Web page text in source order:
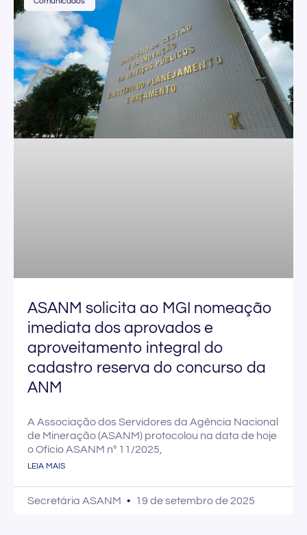
ASANM solicita ao MGI nomeação
imediata dos aprovados e
aproveitamento integral do
cadastro reserva do concurso da
ANM
A Associação dos Servidores da Agência Nacional
de Mineração (ASANM) protocolou na data de hoje
o Ofício ASANM nº 11/2025,
LEIA MAIS
Secretária ASANM 19 de setembro de 2025